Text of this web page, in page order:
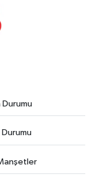
Durumu
Durumu